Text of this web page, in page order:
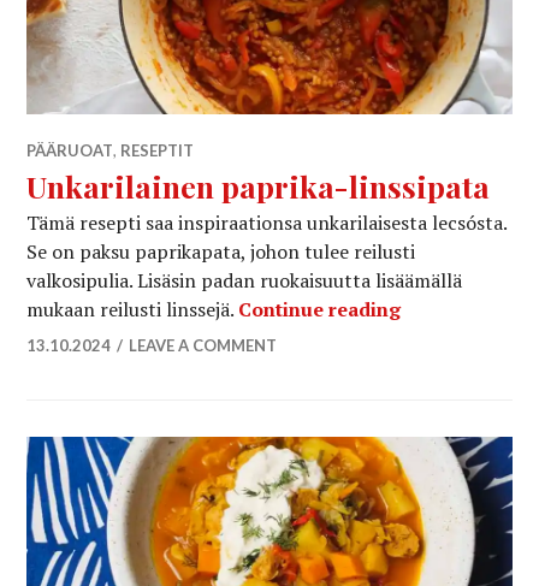
PÄÄRUOAT, RESEPTIT
Unkarilainen paprika-linssipata
Tämä resepti saa inspiraationsa unkarilaisesta lecsósta.
Se on paksu paprikapata, johon tulee reilusti
valkosipulia. Lisäsin padan ruokaisuutta lisäämällä
mukaan reilusti linssejä. Continue readingUnkarilainen
13.10.2024 LEAVE A COMMENT